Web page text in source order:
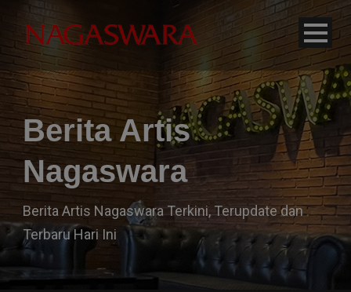
Berita Artis
Nagaswara
Berita Artis Nagaswara Terkini, Terupdate dan
Terbaru Hari Ini
modal-check